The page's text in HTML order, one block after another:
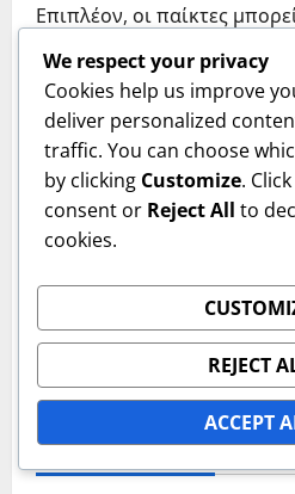
Επιπλέον, οι παίκτες
χρόνια αναπνευστικά
συνεχούς έκθεσης σε κακή
μπορεί να αποθαρρύνει τη
μειώσει τη φήμη της
Για να αποφευχθούν αυτά
τακτικές αξιολογήσεις
κατάλληλο εξοπλισμό και
ενισχύσει την εμπειρία
διασφαλίσει τη
εγκατάστασης.
ABOUT THE AUTHOR
We respect your privacy
Cookies help us improve
deliver personalized
traffic. You can choose
by clicking Customize. Click
consent or Reject All to
cookies.
REJECT
ACCEPT